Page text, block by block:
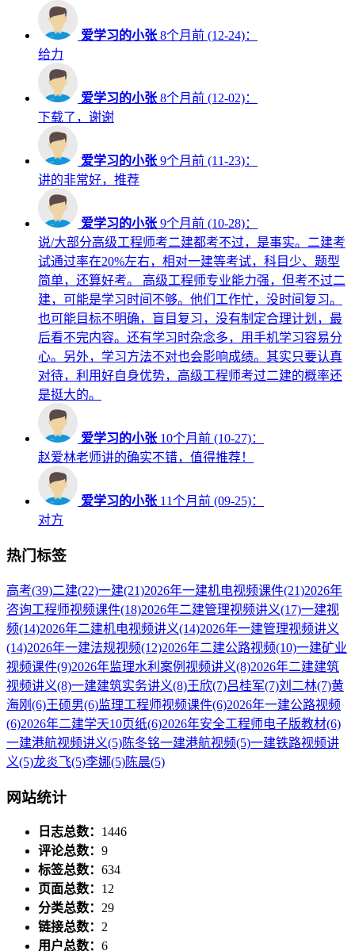
爱学习的小张 8个月前 (12-24)：
给力
爱学习的小张 8个月前 (12-02)：
下载了，谢谢
爱学习的小张 9个月前 (11-23)：
讲的非常好，推荐
爱学习的小张 9个月前 (10-28)：
说/大部分高级工程师考二建都考不过，是事实。二建考
试通过率在20%左右，相对一建等考试，科目少、题型
简单，还算好考。 高级工程师专业能力强，但考不过二
建，可能是学习时间不够。他们工作忙，没时间复习。
也可能目标不明确，盲目复习，没有制定合理计划，最
后看不完内容。还有学习时杂念多，用手机学习容易分
心。另外，学习方法不对也会影响成绩。其实只要认真
对待，利用好自身优势，高级工程师考过二建的概率还
是挺大的。
爱学习的小张 10个月前 (10-27)：
赵爱林老师讲的确实不错，值得推荐！
爱学习的小张 11个月前 (09-25)：
对方
热门标签
高考(39)二建(22)一建(21)2026年一建机电视频课件(21)2026年
咨询工程师视频课件(18)2026年二建管理视频讲义(17)一建视
频(14)2026年二建机电视频讲义(14)2026年一建管理视频讲义
(14)2026年一建法规视频(12)2026年二建公路视频(10)一建矿业
视频课件(9)2026年监理水利案例视频讲义(8)2026年二建建筑
视频讲义(8)一建建筑实务讲义(8)王欣(7)吕桂军(7)刘二林(7)黄
海刚 (6)王硕男(6)监理工程师视频课件(6)2026年一建公路视频
(6)2026年二建学天10页纸(6)2026年安全工程师电子版教材(6)
一建港航视频讲义(5)陈冬铭一建港航视频(5)一建铁路视频讲
义(5)龙炎飞(5)李娜(5)陈晨(5)
网站统计
日志总数： 1446
评论总数： 9
标签总数： 634
页面总数： 12
分类总数： 29
链接总数： 2
用户总数： 6